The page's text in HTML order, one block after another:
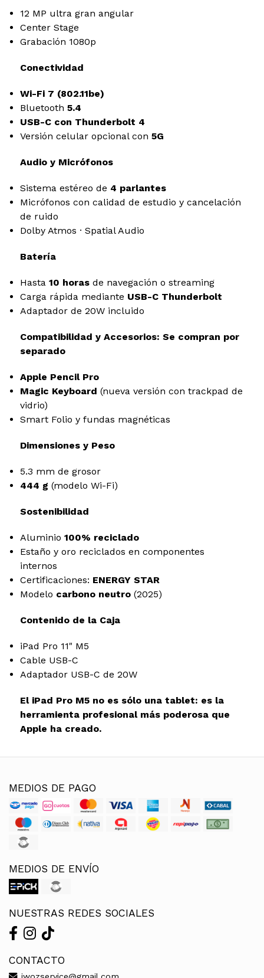
12 MP ultra gran angular
Center Stage
Grabación 1080p
Conectividad
Wi-Fi 7 (802.11be)
Bluetooth 5.4
USB-C con Thunderbolt 4
Versión celular opcional con 5G
Audio y Micrófonos
Sistema estéreo de 4 parlantes
Micrófonos con calidad de estudio y cancelación
de ruido
Dolby Atmos · Spatial Audio
Batería
Hasta 10 horasde navegación o streaming
Carga rápida mediante USB-C Thunderbolt
Adaptador de 20W incluido
Compatibilidad y Accesorios: Se compran por
separado
Apple Pencil Pro
Magic Keyboard (nueva versión con trackpad de
vidrio)
Smart Folio y fundas magnéticas
Dimensiones y Peso
5.3 mm de grosor
444 g (modelo Wi-Fi)
Sostenibilidad
Aluminio 100% reciclado
Estaño y oro reciclados en componentes
internos
Certificaciones: ENERGY STAR
Modelo carbono neutro(2025)
Contenido de la Caja
iPad Pro 11" M5
Cable USB-C
Adaptador USB-C de 20W
El iPad Pro M5 no es sólo una tablet: es la
herramienta profesional más poderosa que
Apple ha creado.
MEDIOS DE PAGO
MEDIOS DE ENVÍO
NUESTRAS REDES SOCIALES
CONTACTO